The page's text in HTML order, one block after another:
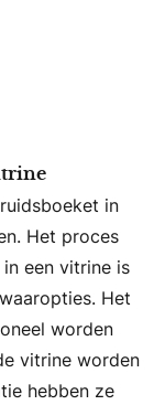
in
Het proces
een vitrine is
Het
worden
vitrine worden
hebben ze